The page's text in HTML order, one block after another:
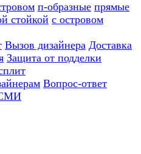
п-образные прямые
стойкой с островом
Вызов дизайнера Доставка
Защита от подделки
Вопрос-ответ